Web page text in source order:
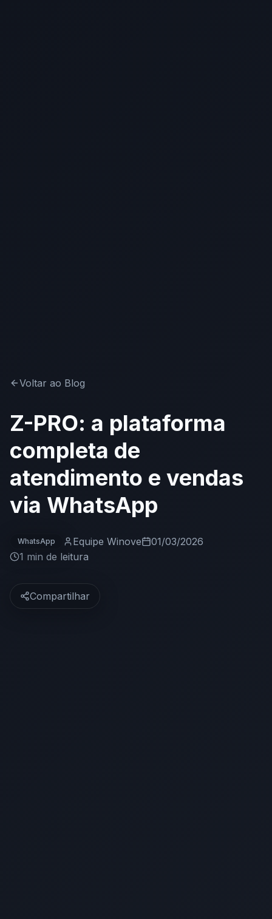
Voltar ao Blog
Z-PRO: a plataforma
completa de
atendimento e vendas
via WhatsApp
WhatsApp Equipe Winove
01/03/2026
1 min de leitura
Compartilhar